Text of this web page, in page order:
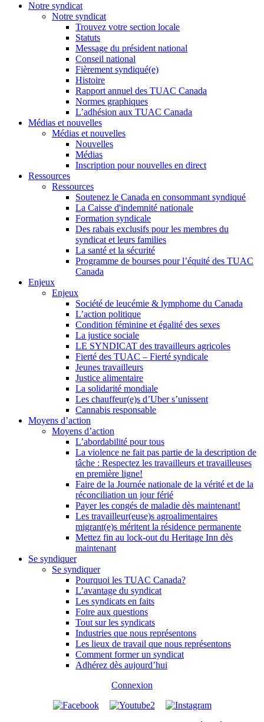
Notre syndicat
Notre syndicat
Trouvez votre section locale
Statuts
Message du président national
Conseil national
Fièrement syndiqué(e)
Histoire
Rapport annuel des TUAC Canada
Normes graphiques
L’adhésion aux TUAC Canada
Médias et nouvelles
Médias et nouvelles
Nouvelles
Médias
Inscription pour nouvelles en direct
Ressources
Ressources
Soutenez le Canada en consommant syndiqué
La Caisse d'indemnité nationale
Formation syndicale
Des rabais exclusifs pour les membres du
syndicat et leurs families
La santé et la sécurité
Programme de bourses pour l’équité des TUAC
Canada
Enjeux
Enjeux
Société de leucémie & lymphome du Canada
L’action politique
Condition féminine et égalité des sexes
La justice sociale
LE SYNDICAT des travailleurs agricoles
Fierté des TUAC – Fierté syndicale
Jeunes travailleurs
Justice alimentaire
La solidarité mondiale
Les chauffeur(e)s d’Uber s’unissent
Cannabis responsable
Moyens d’action
Moyens d’action
L’abordabilité pour tous
La violence ne fait pas partie de la description de
tâche : Respectez les travailleurs et travailleuses
en première ligne!
Faire de la Journée nationale de la vérité et de la
réconciliation un jour férié
Payer les congés de maladie dès maintenant!
Les travailleur(euse)s agroalimentaires
migrant(e)s méritent la résidence permanente
Mettez fin au lock-out du Heritage Inn dès
maintenant
Se syndiquer
Se syndiquer
Pourquoi les TUAC Canada?
L’avantage du syndicat
Les syndicats en faits
Foire aux questions
Tout sur les syndicats
Industries que nous représentons
Les lieux de travail que nous représentons
Comment former un syndicat
Adhérez dès aujourd’hui
Connexion